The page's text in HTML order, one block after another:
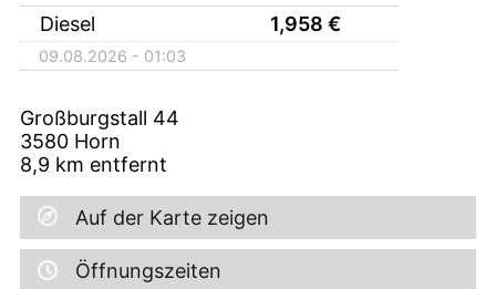
Diesel 1,958 €
09.08.2026 - 01:03
Großburgstall 44
3580 Horn
8,9 km entfernt
Auf der Karte zeigen
Öffnungszeiten